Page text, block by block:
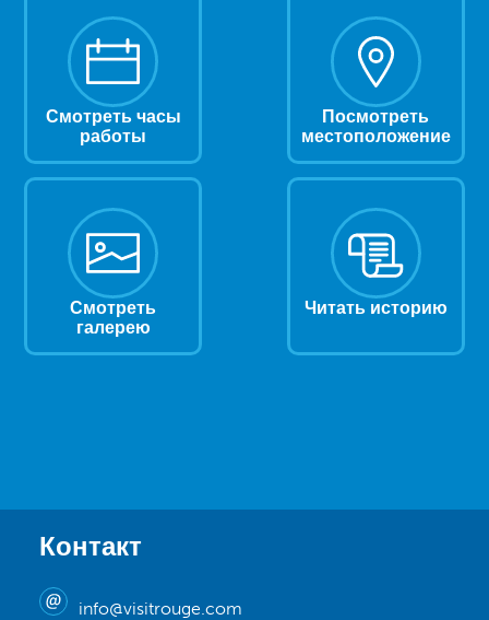
Смотреть часы
работы
Посмотреть
местоположение
Смотреть
галерею
Читать историю
Контакт
info@visitrouge.com